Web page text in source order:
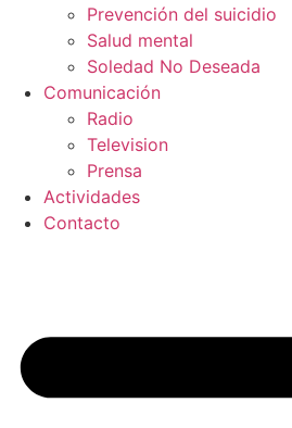
Prevención del suicidio
Salud mental
Soledad No Deseada
Comunicación
Radio
Television
Prensa
Actividades
Contacto